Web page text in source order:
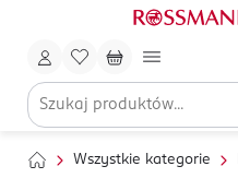
Wszystkie kategorie